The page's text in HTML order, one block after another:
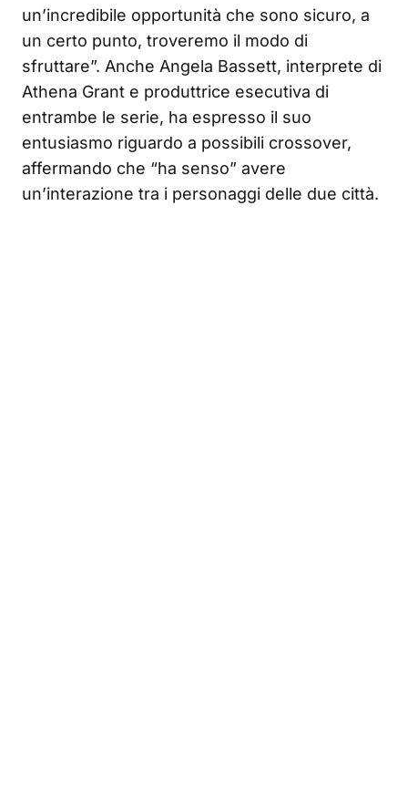
un’incredibile opportunità che sono sicuro, a
un certo punto, troveremo il modo di
sfruttare”. Anche Angela Bassett, interprete di
Athena Grant e produttrice esecutiva di
entrambe le serie, ha espresso il suo
entusiasmo riguardo a possibili crossover,
affermando che “ha senso” avere
un’interazione tra i personaggi delle due città.